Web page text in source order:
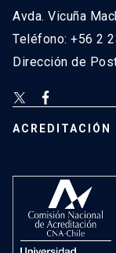
Avda. Vicuña
Teléfono: +56 2
Dirección de
ACREDITACIÓN